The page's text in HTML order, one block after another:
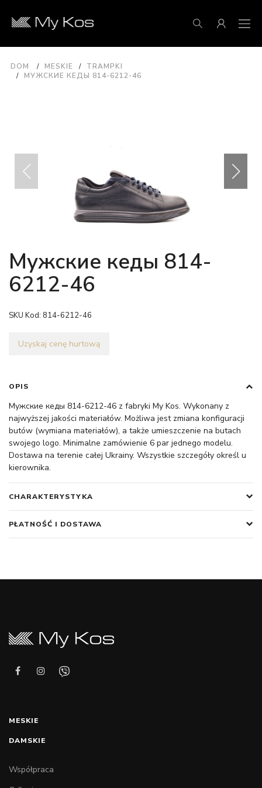
DOM MESKIE
TRAMPKI
МУЖСКИЕ КЕДЫ 814-6212-46
Мужские кеды 814-
6212-46
SKU Kod: 814-6212-46
Uzyskaj cenę hurtową
OPIS
Мужские кеды 814-6212-46 z fabryki My Kos. Wykonany z
najwyższej jakości materiałów. Możliwa jest zmiana konfiguracji
butów (wymiana materiałów), a także umieszczenie na butach
swojego logo. Minimalne zamówienie 6 par jednego modelu.
Dostawa na terenie całej Ukrainy. Wszystkie szczegóły określ u
kierownika.
CHARAKTERYSTYKA
PŁATNOŚĆ I DOSTAWA
MESKIE
DAMSKIE
Współpraca